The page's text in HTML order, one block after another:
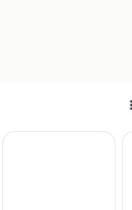
der kleinen
alle hoeken in het